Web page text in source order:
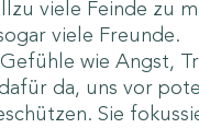
viele Feinde zu
viele Freunde.
wie Angst,
da, uns vor
Sie